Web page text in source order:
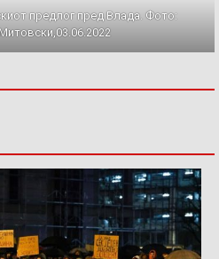
предлог пред Влада. Фото: